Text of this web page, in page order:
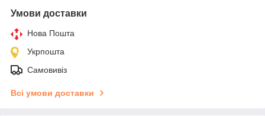
Умови доставки
Нова Пошта
Укрпошта
Самовивіз
Всі умови доставки